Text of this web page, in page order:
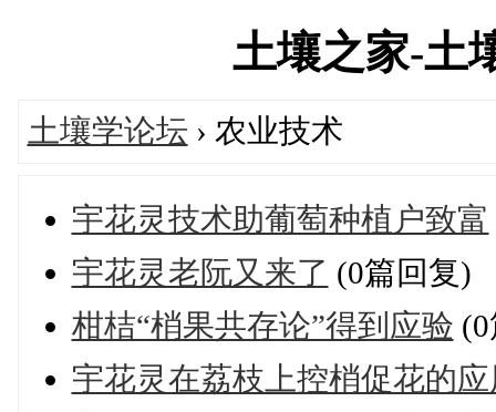
土壤之家-土
土壤学论坛 › 农业技术
宇花灵技术助葡萄种植户致富
宇花灵老阮又来了 (0篇回复)
柑桔“梢果共存论”得到应验
宇花灵在荔枝上控梢促花的